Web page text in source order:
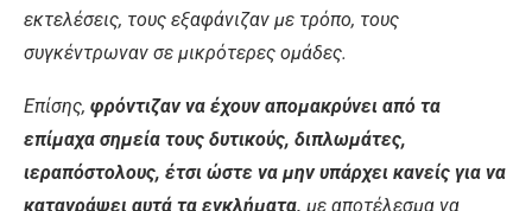
εκτελέσεις, τους εξαφάνιζαν με τρόπο, τους
συγκέντρωναν σε μικρότερες ομάδες.
Επίσης, φρόντιζαν να έχουν απομακρύνει από τα
επίμαχα σημεία τους δυτικούς, διπλωμάτες,
ιεραπόστολους, έτσι ώστε να μην υπάρχει κανείς για να
καταγράψει αυτά τα εγκλήματα, με αποτέλεσμα να